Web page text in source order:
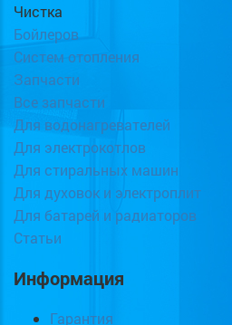
Чистка
Бойлеров
Систем отопления
Запчасти
Все запчасти
Для водонагревателей
Для электрокотлов
Для стиральных машин
Для духовок и электроплит
Для батарей и радиаторов
Статьи
Информация
Гарантия